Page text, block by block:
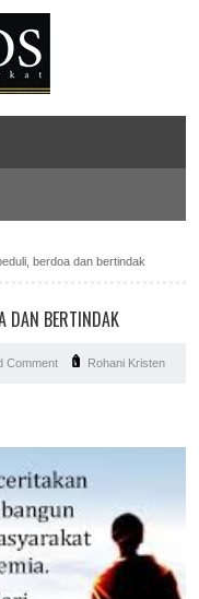
berdoa dan bertindak
DAN BERTINDAK
Comment Rohani Kristen